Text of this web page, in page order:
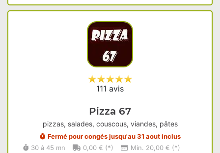
111 avis
Pizza 67
pizzas, salades, couscous, viandes, pâtes
Fermé pour congés jusqu'au 31 aout inclus
30 à 45 mn
0,00 € (*) Min. 20,00 € (*)